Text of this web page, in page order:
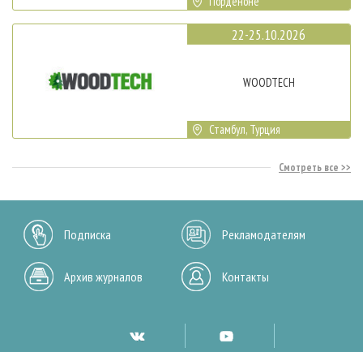
22-25.10.2026
WOODTECH
Стамбул, Турция
Смотреть все
Подписка Рекламодателям
Архив журналов Контакты